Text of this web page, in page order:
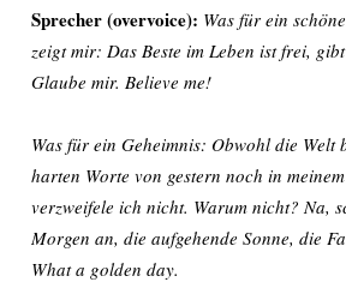
Sprecher (overvoice): Was für ein
zeigt mir: Das Beste im Leben ist frei,
Glaube mir. Believe me!
Was für ein Geheimnis: Obwohl die Welt
harten Worte von gestern noch in
verzweifele ich nicht. Warum nicht? Na,
Morgen an, die aufgehende Sonne, die
What a golden day.